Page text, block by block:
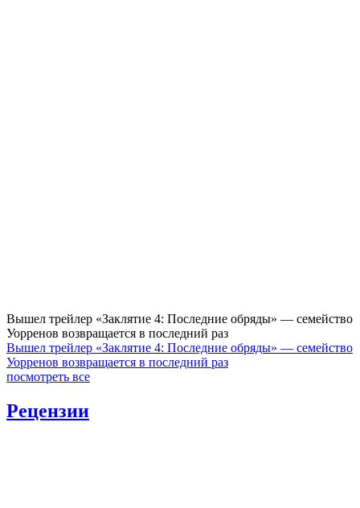
Вышел трейлер «Заклятие 4: Последние обряды» — семейство
Уорренов возвращается в последний раз
Вышел трейлер «Заклятие 4: Последние обряды» — семейство
Уорренов возвращается в последний раз
посмотреть все
Рецензии